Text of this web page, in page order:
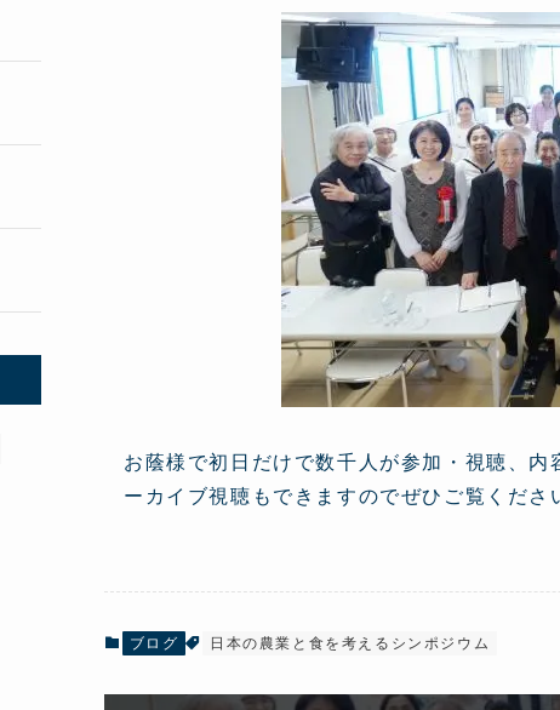
お蔭様で初日だけで数千人が参加・視聴、
ーカイブ視聴もできますのでぜひご覧くださ
ブログ 日本の農業と食を考えるシンポジウム